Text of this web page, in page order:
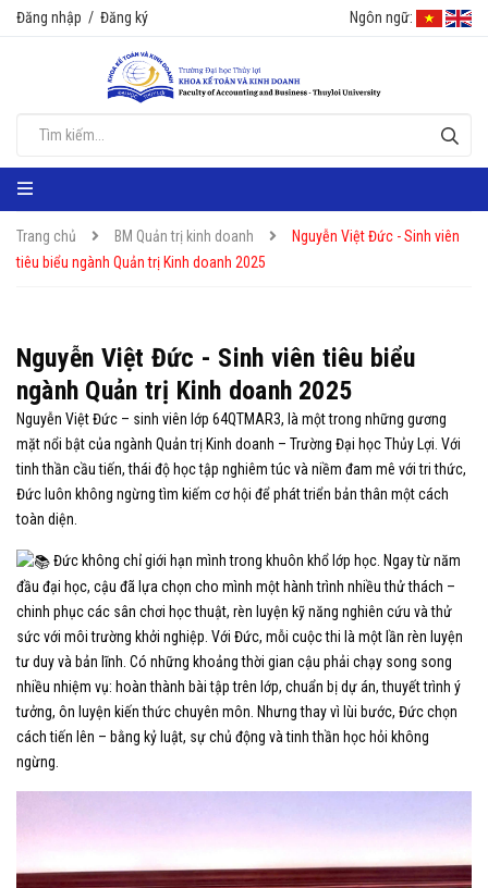
Đăng nhập / Đăng ký Ngôn ngữ:
Trang chủ BM Quản trị kinh doanh
Nguyễn Việt Đức - Sinh viên
tiêu biểu ngành Quản trị Kinh doanh 2025
Nguyễn Việt Đức - Sinh viên tiêu biểu
ngành Quản trị Kinh doanh 2025
Nguyễn Việt Đức – sinh viên lớp 64QTMAR3, là một trong những gương
mặt nổi bật của ngành Quản trị Kinh doanh – Trường Đại học Thủy Lợi. Với
tinh thần cầu tiến, thái độ học tập nghiêm túc và niềm đam mê với tri thức,
Đức luôn không ngừng tìm kiếm cơ hội để phát triển bản thân một cách
toàn diện.
Đức không chỉ giới hạn mình trong khuôn khổ lớp học. Ngay từ năm
đầu đại học, cậu đã lựa chọn cho mình một hành trình nhiều thử thách –
chinh phục các sân chơi học thuật, rèn luyện kỹ năng nghiên cứu và thử
sức với môi trường khởi nghiệp. Với Đức, mỗi cuộc thi là một lần rèn luyện
tư duy và bản lĩnh. Có những khoảng thời gian cậu phải chạy song song
nhiều nhiệm vụ: hoàn thành bài tập trên lớp, chuẩn bị dự án, thuyết trình ý
tưởng, ôn luyện kiến thức chuyên môn. Nhưng thay vì lùi bước, Đức chọn
cách tiến lên – bằng kỷ luật, sự chủ động và tinh thần học hỏi không
ngừng.